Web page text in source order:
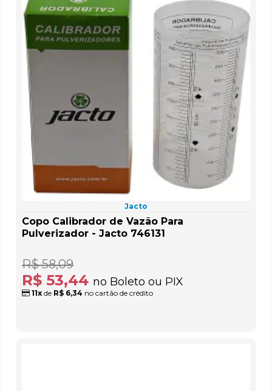
Jacto
Copo Calibrador de Vazão Para
Pulverizador - Jacto 746131
R$ 53,44 no Boleto ou PIX
R$ 58,09
11x de R$ 6,34 no cartão de crédito